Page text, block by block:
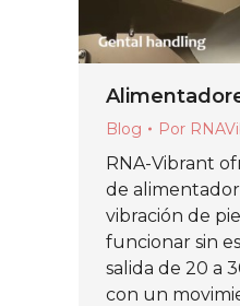
Blog Por
RNA-Vibrant
de
vibración de
funcionar sin
salida de 20 a
con un